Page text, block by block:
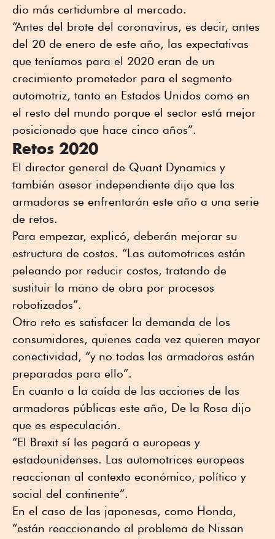
dio más certidumbre al mercado.
“Antes del brote del coronavirus, es decir, antes
del 20 de enero de este año, las expectativas
que teníamos para el 2020 eran de un
crecimiento prometedor para el segmento
automotriz, tanto en Estados Unidos como en
el resto del mundo porque el sector está mejor
posicionado que hace cinco años”.
Retos 2020
El director general de Quant Dynamics y
también asesor independiente dijo que las
armadoras se enfrentarán este año a una serie
de retos.
Para empezar, explicó, deberán mejorar su
estructura de costos. “Las automotrices están
peleando por reducir costos, tratando de
sustituir la mano de obra por procesos
robotizados”.
Otro reto es satisfacer la demanda de los
consumidores, quienes cada vez quieren mayor
conectividad, “y no todas las armadoras están
preparadas para ello”.
En cuanto a la caída de las acciones de las
armadoras públicas este año, De la Rosa dijo
que es especulación.
“El Brexit sí les pegará a europeas y
estadounidenses. Las automotrices europeas
reaccionan al contexto económico, político y
social del continente”.
En el caso de las japonesas, como Honda,
“están reaccionando al problema de Nissan